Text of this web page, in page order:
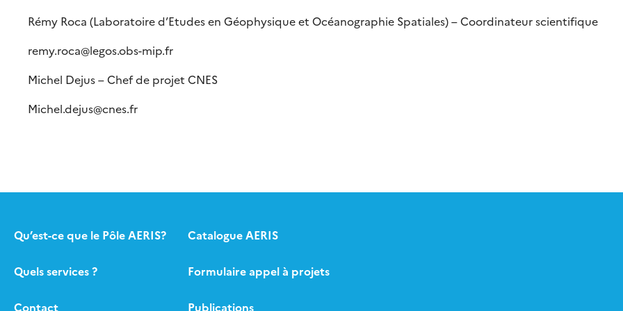
Rémy Roca (Laboratoire d’Etudes en Géophysique et Océanographie Spatiales) – Coordinateur scientifique
remy.roca@legos.obs-mip.fr
Michel Dejus – Chef de projet CNES
Michel.dejus@cnes.fr
Qu’est-ce que le Pôle AERIS?
Quels services ?
Contact
Catalogue AERIS
Formulaire appel à projets
Publications